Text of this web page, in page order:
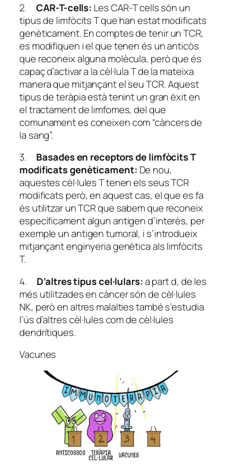
2.CAR-T-cells: Les CAR-T cells són un
tipus de limfòcits T que han estat modificats
genèticament. En comptes de tenir un TCR,
es modifiquen i el que tenen és un anticòs
que reconeix alguna molècula, però que és
capaç d’activar a la cèl·lula T de la mateixa
manera que mitjançant el seu TCR. Aquest
tipus de teràpia està tenint un gran èxit en
el tractament de limfomes, del que
comunament es coneixen com “càncers de
la sang”.
3. Basades en receptors de limfòcits T
modificats genèticament: De nou,
aquestes cèl·lules T tenen els seus TCR
modificats però, en aquest cas, el que es fa
és utilitzar un TCR que sabem que reconeix
específicament algun antigen d’interès, per
exemple un antigen tumoral, i s’introdueix
mitjançant enginyeria genètica als limfòcits
T.
4. D’altres tipus cel·lulars:a part d, de les
més utilitzades en càncer són de cèl·lules
NK, però en altres malalties també s’estudia
l’ús d’altres cèl·lules com de cèl·lules
dendrítiques.
Vacunes